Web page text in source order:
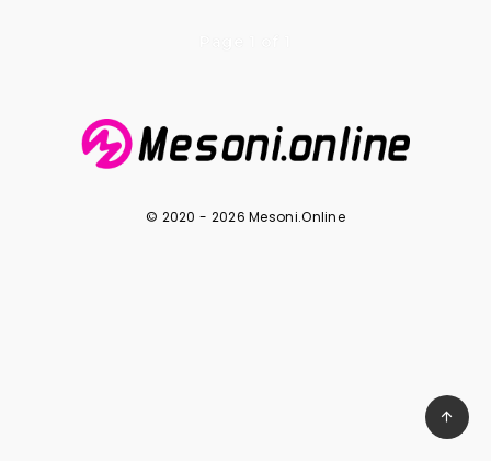
© 2020 - 2026 Mesoni.Online